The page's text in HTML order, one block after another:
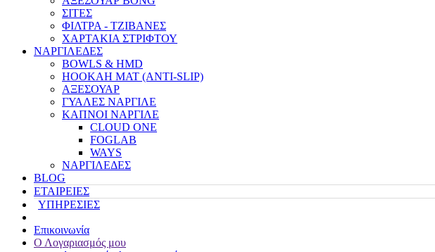
ΣΙΤΕΣ
ΦΙΛΤΡΑ - ΤΖΙΒΑΝΕΣ
ΧΑΡΤΑΚΙΑ ΣΤΡΙΦΤΟΥ
ΝΑΡΓΙΛΕΔΕΣ
BOWLS & HMD
HOOKAH MAT (ANTI-SLIP)
ΑΞΕΣΟΥΑΡ
ΓΥΑΛΕΣ ΝΑΡΓΙΛΕ
ΚΑΠΝΟΙ ΝΑΡΓΙΛΕ
CLOUD ONE
FOGLAB
WAYS
ΝΑΡΓΙΛΕΔΕΣ
BLOG
ΕΤΑΙΡΕΙΕΣ
ΥΠΗΡΕΣΙΕΣ
Επικοινωνία
Ο Λογαριασμός μου